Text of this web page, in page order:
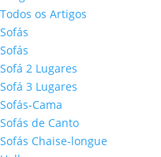
Todos os Artigos
Sofás
Sofás
Sofá 2 Lugares
Sofá 3 Lugares
Sofás-Cama
Sofás de Canto
Sofás Chaise-longue